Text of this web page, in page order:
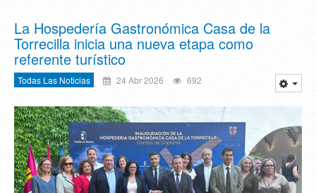
La Hospedería Gastronómica Casa de la
Torrecilla inicia una nueva etapa como
referente turístico
Todas Las Noticias 24 Abr 2026 692